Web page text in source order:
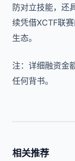
防对立技能，还
续凭借XCTF联
生态。
注：详细融资金
任何背书。
相关推荐